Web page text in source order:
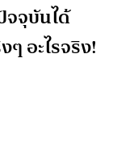
จจุบันได้
อะไรจริง!